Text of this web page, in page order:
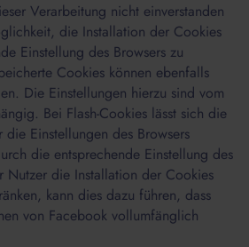
Verarbeitung nicht einverstanden
die Installation der Cookies
Einstellung des Browsers zu
Cookies können ebenfalls
Die Einstellungen hierzu sind vom
Bei Flash-Cookies lässt sich die
Einstellungen des Browsers
die entsprechende Einstellung des
Nutzer die Installation der Cookies
kann dies dazu führen, dass
von Facebook vollumfänglich